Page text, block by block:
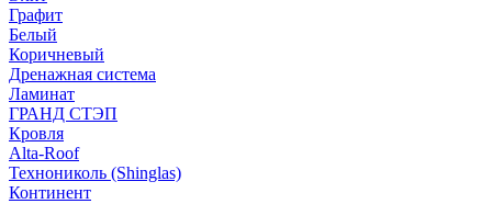
Графит
Белый
Коричневый
Дренажная система
Ламинат
ГРАНД СТЭП
Кровля
Alta-Roof
Технониколь (Shinglas)
Континент